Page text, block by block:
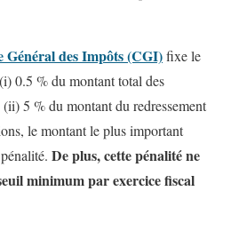
Général des Impôts (CGI)fixe le
0.5 % du montant total des
5 % du montant du redressement
le montant le plus important
De plus, cette pénalité ne
minimum par exercice fiscal